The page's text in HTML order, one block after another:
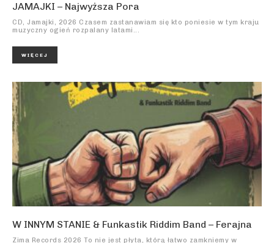
JAMAJKI – Najwyższa Pora
CD, Jamajki, 2026 Czasem zastanawiam się kto poniesie w tym kraju
muzyczny ogień rozpalany latami...
WIĘCEJ
W INNYM STANIE & Funkastik Riddim Band – Ferajna
Zima Records 2026 To nie jest płyta, którą łatwo zamkniemy w